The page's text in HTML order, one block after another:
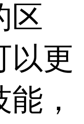
区
以更
，